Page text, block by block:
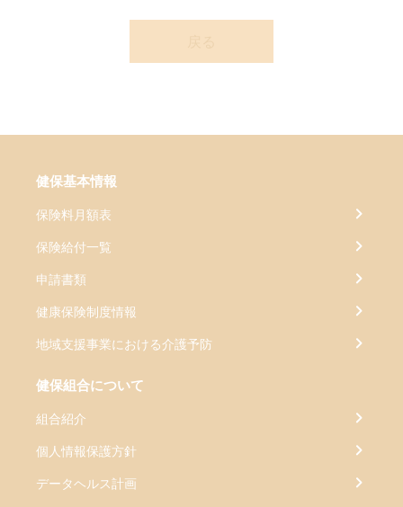
健保基本情報
保険料月額表
保険給付一覧
申請書類
健康保険制度情報
地域支援事業における介護予防
健保組合について
組合紹介
個人情報保護方針
データヘルス計画